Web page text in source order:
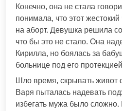
Конечно, она не стала
понимала, что этот
на аборт. Девушка решила
что бы это не стало. Она
Кирилла, но боялась за
больнице под его
Шло время, скрывать живот
Варя пыталась надевать
избегать мужа было сложно.